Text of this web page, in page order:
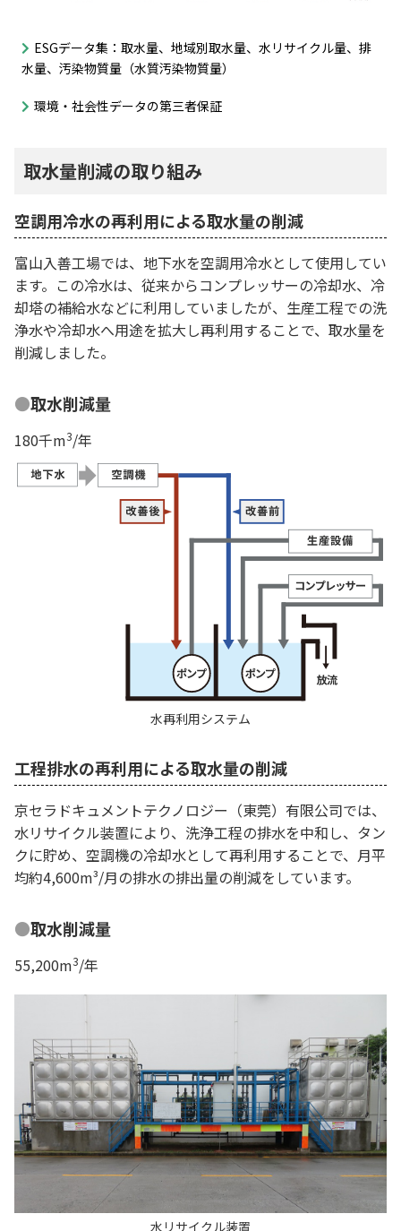
ESGデータ集：取水量、地域別取水量、水リサイクル量、排
水量、汚染物質量（水質汚染物質量）
環境・社会性データの第三者保証
取水量削減の取り組み
空調用冷水の再利用による取水量の削減
富山入善工場では、地下水を空調用冷水として使用してい
ます。この冷水は、従来からコンプレッサーの冷却水、冷
却塔の補給水などに利用していましたが、生産工程での洗
浄水や冷却水へ用途を拡大し再利用することで、取水量を
削減しました。
取水削減量
180千m3/年
水再利用システム
工程排水の再利用による取水量の削減
京セラドキュメントテクノロジー（東莞）有限公司では、
水リサイクル装置により、洗浄工程の排水を中和し、タン
クに貯め、空調機の冷却水として再利用することで、月平
均約4,600m³/月の排水の排出量の削減をしています。
取水削減量
55,200m3/年
水リサイクル装置